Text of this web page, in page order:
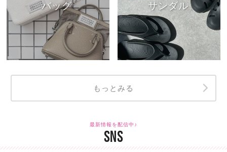
バッグ サンダル
もっとみる
最新情報を配信中♪
SNS